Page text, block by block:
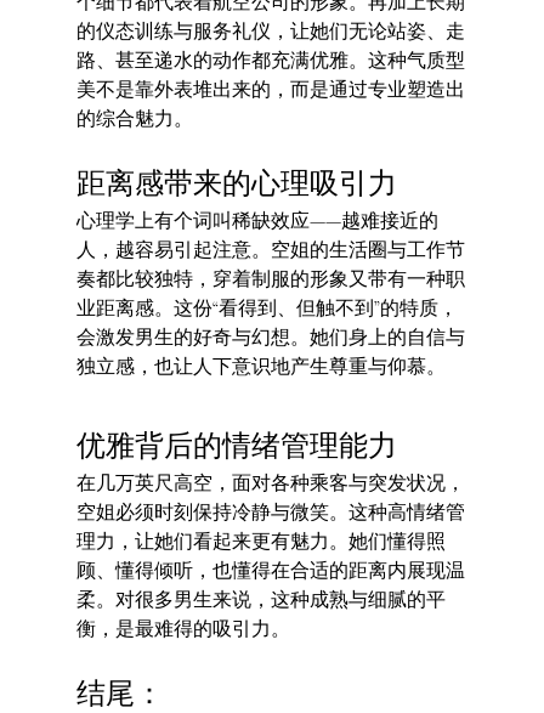
的仪态训练与服务礼仪，让她们无论站姿、走
路、甚至递水的动作都充满优雅。这种气质型
美不是靠外表堆出来的，而是通过专业塑造出
的综合魅力。
距离感带来的心理吸引力
心理学上有个词叫稀缺效应——越难接近的
人，越容易引起注意。空姐的生活圈与工作节
奏都比较独特，穿着制服的形象又带有一种职
业距离感。这份“看得到、但触不到”的特质，
会激发男生的好奇与幻想。她们身上的自信与
独立感，也让人下意识地产生尊重与仰慕。
优雅背后的情绪管理能力
在几万英尺高空，面对各种乘客与突发状况，
空姐必须时刻保持冷静与微笑。这种高情绪管
理力，让她们看起来更有魅力。她们懂得照
顾、懂得倾听，也懂得在合适的距离内展现温
柔。对很多男生来说，这种成熟与细腻的平
衡，是最难得的吸引力。
结尾：